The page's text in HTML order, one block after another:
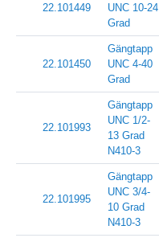
22.101449
UNC 10-24
Grad
22.101450
Gängtapp
UNC 4-40
Grad
22.101993
Gängtapp
UNC 1/2-
13 Grad
N410-3
22.101995
Gängtapp
UNC 3/4-
10 Grad
N410-3